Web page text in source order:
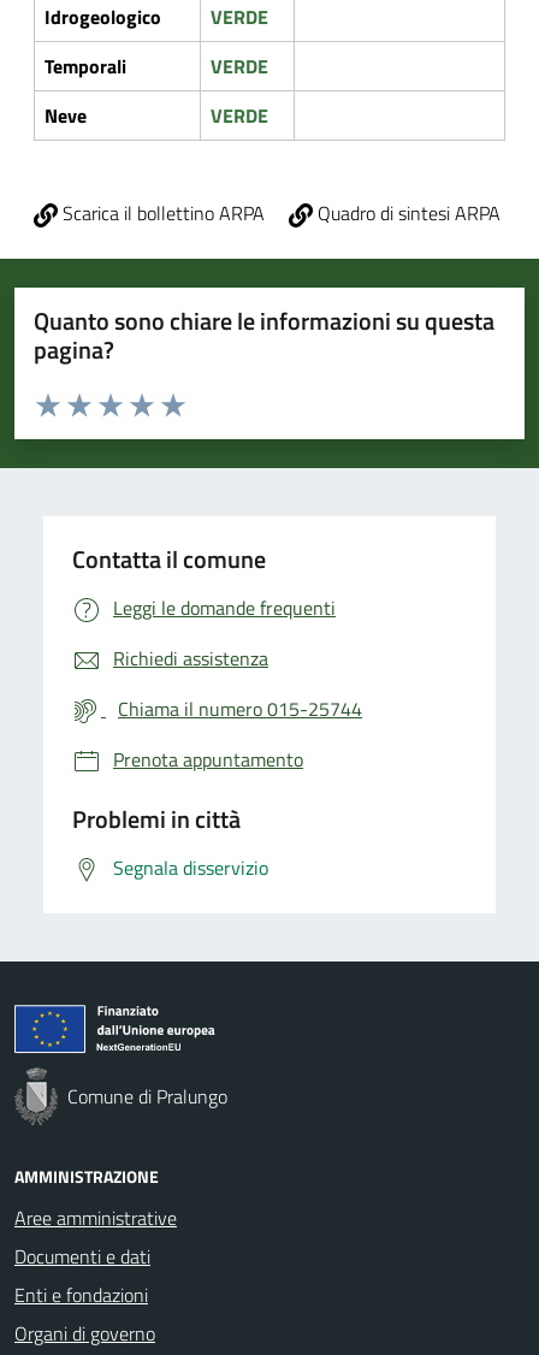
Idrogeologico
VERDE
Temporali
VERDE
Neve
VERDE
Scarica il bollettino ARPA Quadro di sintesi ARPA
Quanto sono chiare le informazioni su questa
pagina?
Valuta da 1 a 5 stelle la pagina
Valuta 5 stelle su 5
Valuta 4 stelle su 5
Valuta 3 stelle su 5
Valuta 2 stelle su 5
Valuta 1 stelle su 5
Contatta il comune
Leggi le domande frequenti
Richiedi assistenza
Chiama il numero 015-25744
Prenota appuntamento
Problemi in città
Segnala disservizio
Comune di Pralungo
AMMINISTRAZIONE
Aree amministrative
Documenti e dati
Enti e fondazioni
Organi di governo